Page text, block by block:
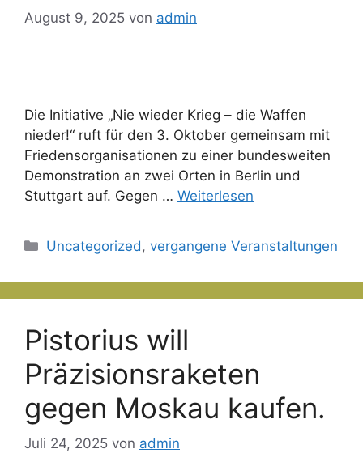
August 9, 2025 von admin
Die Initiative „Nie wieder Krieg – die Waffen
nieder!“ ruft für den 3. Oktober gemeinsam mit
Friedensorganisationen zu einer bundesweiten
Demonstration an zwei Orten in Berlin und
Stuttgart auf. Gegen … Weiterlesen
Kategorien
Uncategorized ,vergangene Veranstaltungen
Pistorius will
Präzisionsraketen
gegen Moskau kaufen.
Juli 24, 2025 von admin